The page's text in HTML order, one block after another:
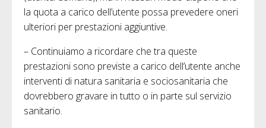
la quota a carico dell’utente possa prevedere oneri
ulteriori per prestazioni aggiuntive.
– Continuiamo a ricordare che tra queste
prestazioni sono previste a carico dell’utente anche
interventi di natura sanitaria e sociosanitaria che
dovrebbero gravare in tutto o in parte sul servizio
sanitario.